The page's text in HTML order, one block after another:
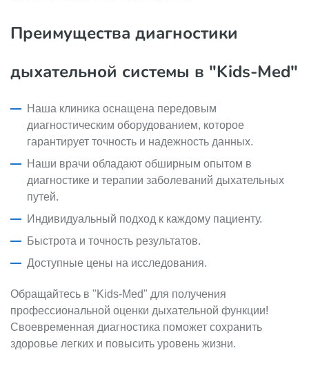
Преимущества диагностики
дыхательной системы в "Kids-Med"
Наша клиника оснащена передовым
диагностическим оборудованием, которое
гарантирует точность и надежность данных.
Наши врачи обладают обширным опытом в
диагностике и терапии заболеваний дыхательных
путей.
Индивидуальный подход к каждому пациенту.
Быстрота и точность результатов.
Доступные цены на исследования.
Обращайтесь в "Kids-Med" для получения
профессиональной оценки дыхательной функции!
Своевременная диагностика поможет сохранить
здоровье легких и повысить уровень жизни.